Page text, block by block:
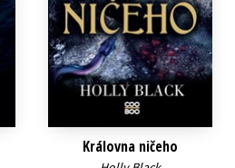
Královna ničeho